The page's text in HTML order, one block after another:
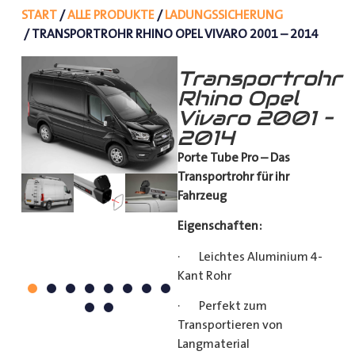
START/ALLE PRODUKTE/LADUNGSSICHERUNG
/ TRANSPORTROHR RHINO OPEL VIVARO 2001 – 2014
Transportrohr
Rhino Opel
Vivaro 2001 –
2014
Porte Tube Pro – Das
Transportrohr für ihr
Fahrzeug
Eigenschaften:
· Leichtes Aluminium 4-
Kant Rohr
· Perfekt zum
Transportieren von
Langmaterial